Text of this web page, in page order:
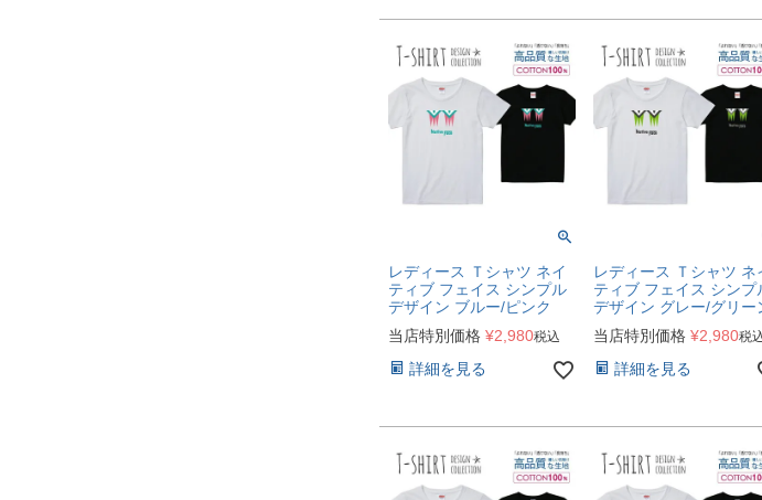
レディース Ｔシャツ ネイ
ティブ フェイス シンプル
デザイン ブルー/ピンク
当店特別価格 ¥2,980税込
詳細を見る
レディース Ｔシャツ ネ
ティブ フェイス シンプ
デザイン グレー/グリー
当店特別価格 ¥2,980税
詳細を見る